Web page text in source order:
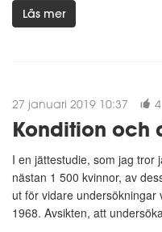
Läs mer
27 januari 2019 10:37 4
Kondition och
I en jättestudie, som jag tror
nästan 1 500 kvinnor, av
ut för vidare
1968. Avsikten, att